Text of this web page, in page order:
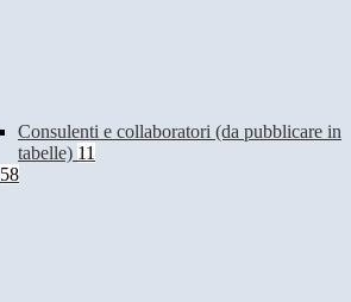
Consulenti e collaboratori (da pubblicare in
tabelle) 11
58